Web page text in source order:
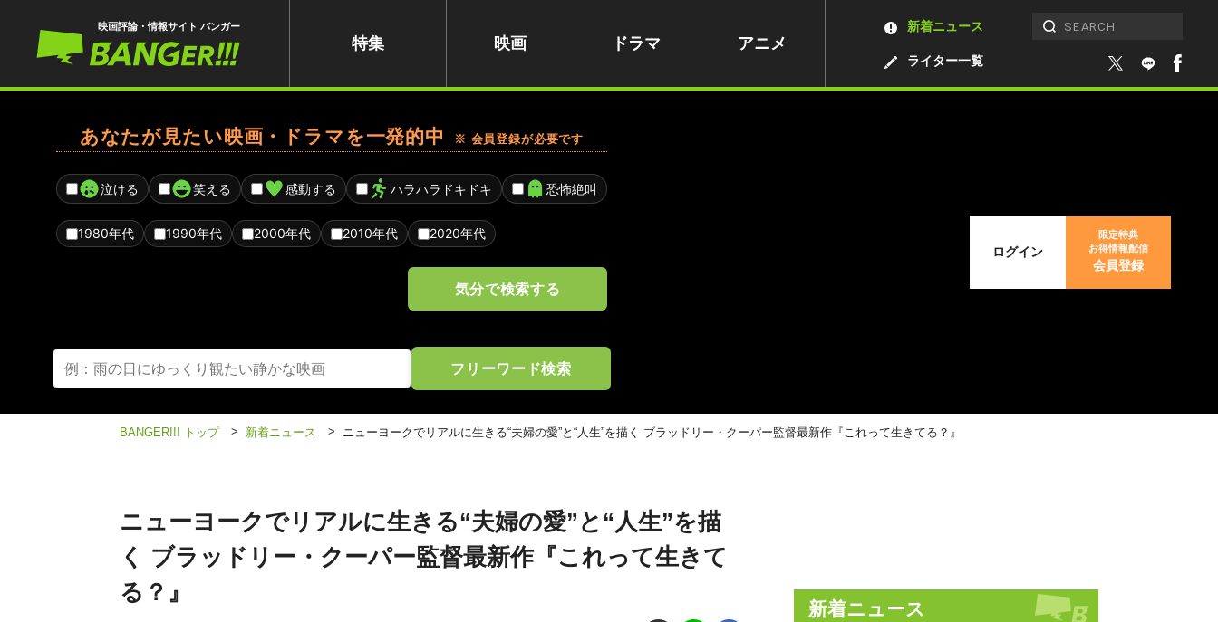
映画評論・情報サイト バンガー
特集 映画 ドラマ アニメ
ライター一覧
新着ニュース
あなたが見たい映画・ドラマを一発的中 ※ 会員登録が必要です
泣ける 笑える 感動する ハラハラドキドキ 恐怖絶叫
1980年代 1990年代 2000年代 2010年代 2020年代
気分で検索する
フリーワード検索
ログイン
限定特典
お得情報配信
会員登録
BANGER!!! トップ > 新着ニュース > ニューヨークでリアルに生きる“夫婦の愛”と“人生”を描く ブラッドリー・クーパー監督最新作『これって生きてる？』
ニューヨークでリアルに生きる“夫婦の愛”と“人生”を描
く ブラッドリー・クーパー監督最新作『これって生きて
る？』
新着ニュース